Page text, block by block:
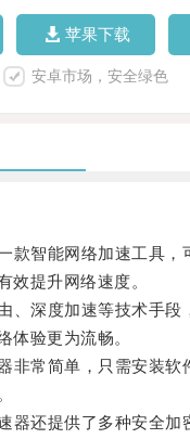
苹果下载
安卓市场，安全绿色
智能网络加速工具，
效提升网络速度。
深度加速等技术手段
体验更为流畅。
常简单，只需安装软
还提供了多种安全加